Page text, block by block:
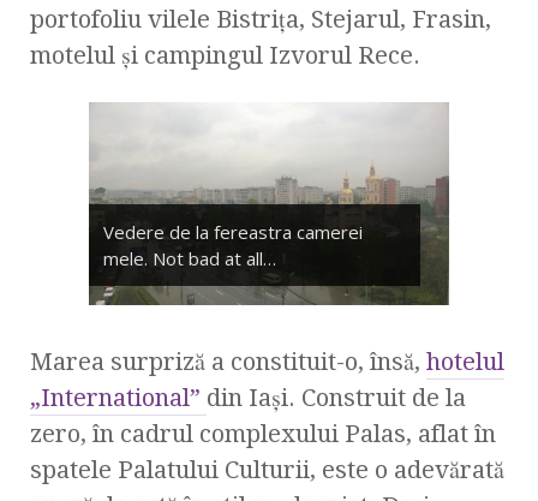
portofoliu vilele Bistriţa, Stejarul, Frasin,
motelul şi campingul Izvorul Rece.
Vedere de la fereastra camerei
mele. Not bad at all…
Marea surpriză a constituit-o, însă, hotelul
„International” din Iaşi. Construit de la
zero, în cadrul complexului Palas, aflat în
spatele Palatului Culturii, este o adevărată